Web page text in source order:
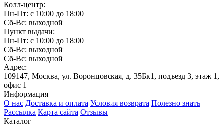
Колл-центр:
Пн-Пт: с 10:00 до 18:00
Сб-Вс: выходной
Пункт выдачи:
Пн-Пт: с 10:00 до 18:00
Сб-Вс: выходной
Сб-Вс: выходной
Адрес:
109147, Москва, ул. Воронцовская, д. 35Бк1, подъезд 3, этаж 1,
офис 1
Информация
О нас Доставка и оплата Условия возврата Полезно знать
Рассылка Карта сайта Отзывы
Каталог